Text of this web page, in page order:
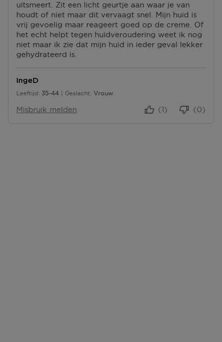
uitsmeert. Zit een licht geurtje aan waar je van
houdt of niet maar dit vervaagt snel. Mijn huid is
vrij gevoelig maar reageert goed op de creme. Of
het echt helpt tegen huidveroudering weet ik nog
niet maar ik zie dat mijn huid in ieder geval lekker
gehydrateerd is.
N
E
P
U
N
T
E
N
P
U
N
T
E
N
IngeD
Leeftijd
35 tot 4435-44 Geslacht Vrouw
Misbruik melden (0)
(1)